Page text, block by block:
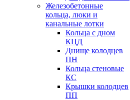
Железобетонные
кольца, люки и
канальные лотки
Кольца с дном
КЦД
Днище колодцев
ПН
Кольца стеновые
КС
Крышки колодцев
ПП